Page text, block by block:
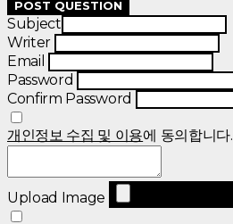
POST QUESTION
Subject
Writer
Email
Password
Confirm Password
개인정보 수집 및 이용에 동의합니다.
Upload Image